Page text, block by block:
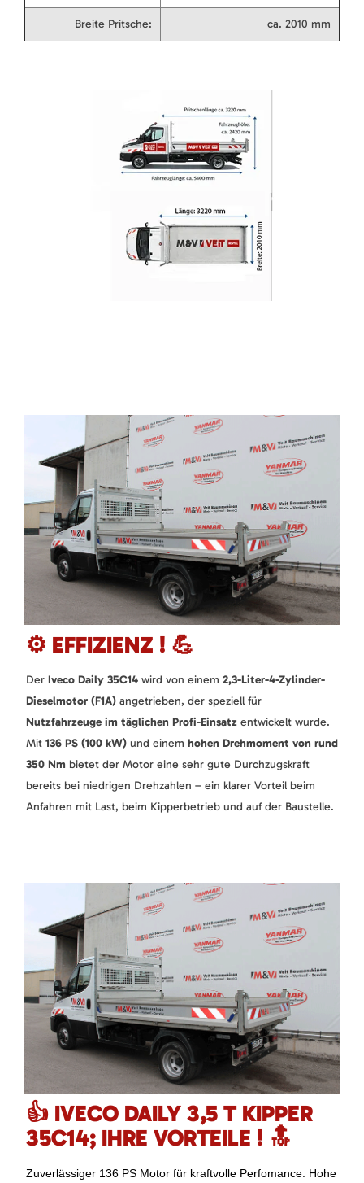
Breite Pritsche: ca. 2010 mm
⚙️ EFFIZIENZ ! 💪
Der Iveco Daily 35C14 wird von einem 2,3-Liter-4-Zylinder-
Dieselmotor (F1A) angetrieben, der speziell für
Nutzfahrzeuge im täglichen Profi-Einsatz entwickelt wurde.
Mit 136 PS (100 kW) und einem hohen Drehmoment von rund
350 Nm bietet der Motor eine sehr gute Durchzugskraft
bereits bei niedrigen Drehzahlen – ein klarer Vorteil beim
Anfahren mit Last, beim Kipperbetrieb und auf der Baustelle.
👍 IVECO DAILY 3,5 T KIPPER
35C14; IHRE VORTEILE ! 🔝
Zuverlässiger 136 PS Motor für kraftvolle Perfomance. Hohe